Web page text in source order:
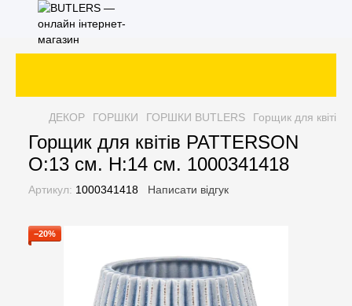
ДЕКОР ГОРШКИ ГОРШКИ BUTLERS Горщик для
Горщик для квітів PATTERSON
O:13 см. H:14 см. 1000341418
Артикул: 1000341418 Написати відгук
−20%